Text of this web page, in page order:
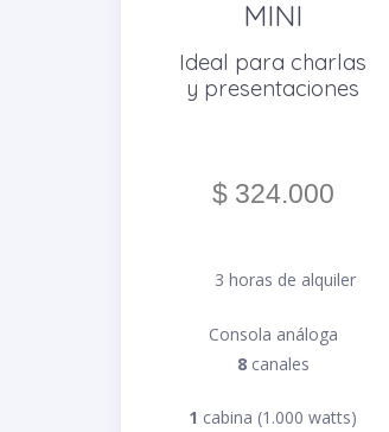
MINI
Ideal para charlas
y presentaciones
$ 324.000
3 horas de alquiler
Consola análoga
8canales
1 cabina (1.000 watts)